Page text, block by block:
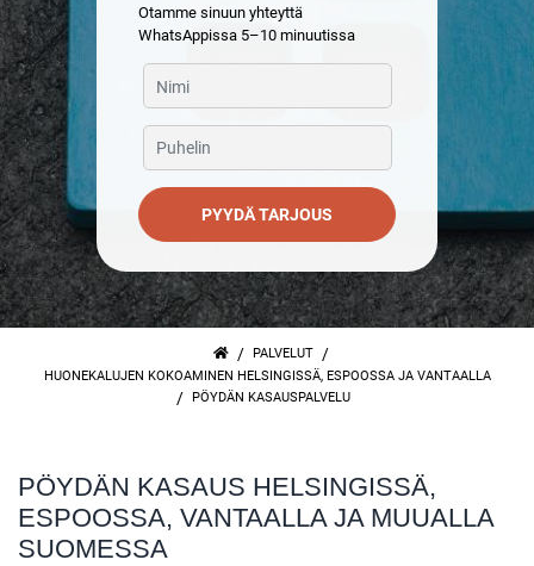
Otamme sinuun yhteyttä
WhatsAppissa 5–10 minuutissa
PYYDÄ TARJOUS
/ PALVELUT /
HUONEKALUJEN KOKOAMINEN HELSINGISSÄ, ESPOOSSA JA VANTAALLA
/ PÖYDÄN KASAUSPALVELU
PÖYDÄN KASAUS HELSINGISSÄ,
ESPOOSSA, VANTAALLA JA MUUALLA
SUOMESSA